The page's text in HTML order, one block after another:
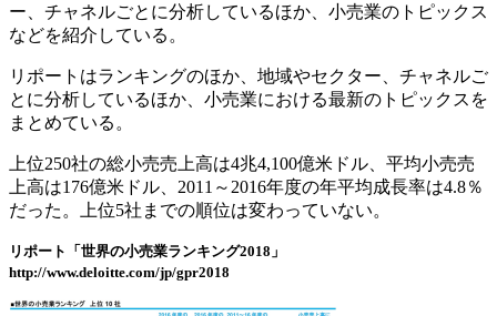
ー、チャネルごとに分析しているほか、小売業のトピックス
などを紹介している。
リポートはランキングのほか、地域やセクター、チャネルご
とに分析しているほか、小売業における最新のトピックスを
まとめている。
上位250社の総小売売上高は4兆4,100億米ドル、平均小売売
上高は176億米ドル、2011～2016年度の年平均成長率は4.8％
だった。上位5社までの順位は変わっていない。
リポート「世界の小売業ランキング2018」
http://www.deloitte.com/jp/gpr2018